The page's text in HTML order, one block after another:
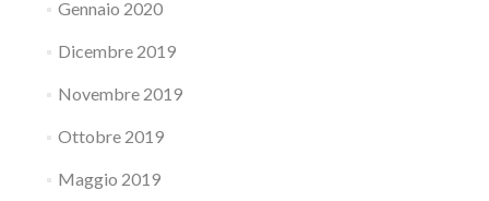
Gennaio 2020
Dicembre 2019
Novembre 2019
Ottobre 2019
Maggio 2019